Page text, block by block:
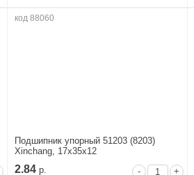
код 88060
Подшипник упорный 51203 (8203)
Xinchang, 17x35x12
2.84 р. - +